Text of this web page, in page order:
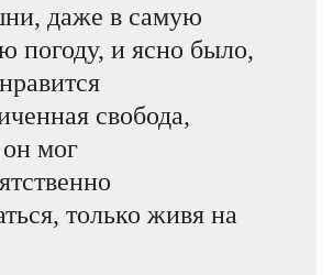
даже в самую
погоду, и ясно было,
свобода,
мог
только живя на